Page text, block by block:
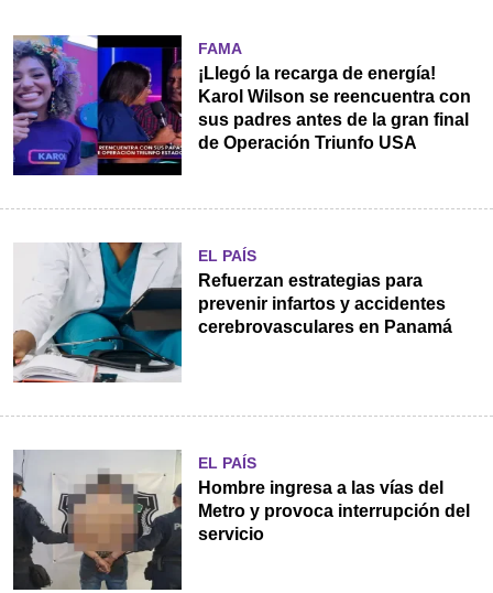
FAMA
¡Llegó la recarga de energía!
Karol Wilson se reencuentra con
sus padres antes de la gran final
de Operación Triunfo USA
EL PAÍS
Refuerzan estrategias para
prevenir infartos y accidentes
cerebrovasculares en Panamá
EL PAÍS
Hombre ingresa a las vías del
Metro y provoca interrupción del
servicio